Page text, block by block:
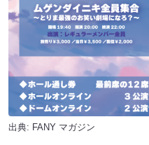
出典: FANY マガジン